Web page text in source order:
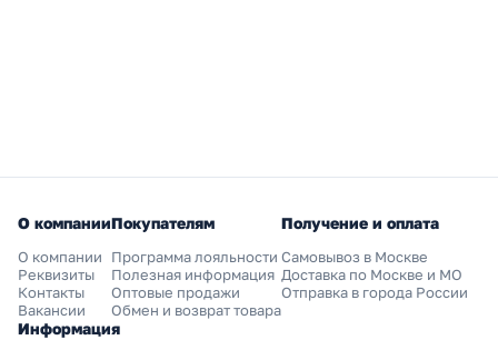
О компании
О компании
Реквизиты
Контакты
Вакансии
Покупателям
Программа лояльности
Полезная информация
Оптовые продажи
Обмен и возврат товара
Получение и оплата
Самовывоз в Москве
Доставка по Москве и МО
Отправка в города России
Информация